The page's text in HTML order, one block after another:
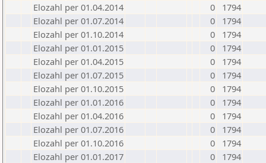
Elozahl per 01.04.2014
0
1794
Elozahl per 01.07.2014
0
1794
Elozahl per 01.10.2014
0
1794
Elozahl per 01.01.2015
0
1794
Elozahl per 01.04.2015
0
1794
Elozahl per 01.07.2015
0
1794
Elozahl per 01.10.2015
0
1794
Elozahl per 01.01.2016
0
1794
Elozahl per 01.04.2016
0
1794
Elozahl per 01.07.2016
0
1794
Elozahl per 01.10.2016
0
1794
Elozahl per 01.01.2017
0
1794